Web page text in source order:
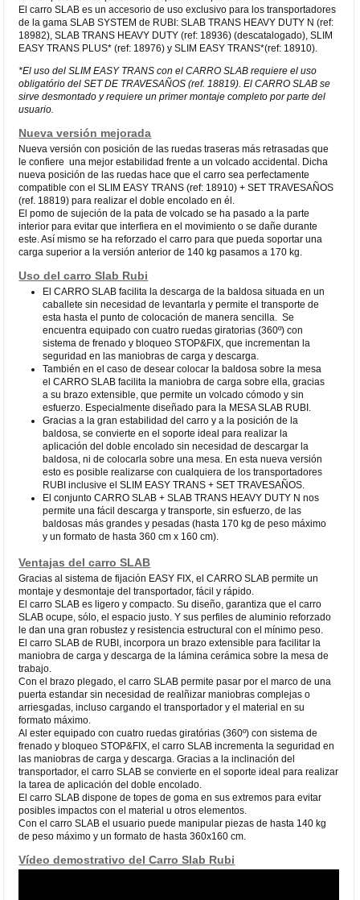
El carro SLAB es un accesorio de uso exclusivo para los transportadores
de la gama SLAB SYSTEM de RUBI: SLAB TRANS HEAVY DUTY N (ref:
18982), SLAB TRANS HEAVY DUTY (ref: 18936) (descatalogado), SLIM
EASY TRANS PLUS* (ref: 18976) y SLIM EASY TRANS*(ref: 18910).
*El uso del SLIM EASY TRANS con el CARRO SLAB requiere el uso
obligatório del SET DE TRAVESAÑOS (ref. 18819). El CARRO SLAB se
sirve desmontado y requiere un primer montaje completo por parte del
usuario.
Nueva versión mejorada
Nueva versión con posición de las ruedas traseras más retrasadas que
le confiere una mejor estabilidad frente a un volcado accidental. Dicha
nueva posición de las ruedas hace que el carro sea perfectamente
compatible con el SLIM EASY TRANS (ref: 18910) + SET TRAVESAÑOS
(ref. 18819) para realizar el doble encolado en él.
El pomo de sujeción de la pata de volcado se ha pasado a la parte
interior para evitar que interfiera en el movimiento o se dañe durante
este. Así mismo se ha reforzado el carro para que pueda soportar una
carga superior a la versión anterior de 140 kg pasamos a 170 kg.
Uso del carro Slab Rubi
El CARRO SLAB facilita la descarga de la baldosa situada en un
caballete sin necesidad de levantarla y permite el transporte de
esta hasta el punto de colocación de manera sencilla. Se
encuentra equipado con cuatro ruedas giratorias (360º) con
sistema de frenado y bloqueo STOP&FIX, que incrementan la
seguridad en las maniobras de carga y descarga.
También en el caso de desear colocar la baldosa sobre la mesa
el CARRO SLAB facilita la maniobra de carga sobre ella, gracias
a su brazo extensible, que permite un volcado cómodo y sin
esfuerzo. Especialmente diseñado para la MESA SLAB RUBI.
Gracias a la gran estabilidad del carro y a la posición de la
baldosa, se convierte en el soporte ideal para realizar la
aplicación del doble encolado sin necesidad de descargar la
baldosa, ni de colocarla sobre una mesa. En esta nueva versión
esto es posible realizarse con cualquiera de los transportadores
RUBI inclusive el SLIM EASY TRANS + SET TRAVESAÑOS.
El conjunto CARRO SLAB + SLAB TRANS HEAVY DUTY N nos
permite una fácil descarga y transporte, sin esfuerzo, de las
baldosas más grandes y pesadas (hasta 170 kg de peso máximo
y un formato de hasta 360 cm x 160 cm).
Ventajas del carro SLAB
Gracias al sistema de fijación EASY FIX, el CARRO SLAB permite un
montaje y desmontaje del transportador, fácil y rápido.
El carro SLAB es ligero y compacto. Su diseño, garantiza que el carro
SLAB ocupe, sólo, el espacio justo. Y sus perfiles de aluminio reforzado
le dan una gran robustez y resistencia estructural con el mínimo peso.
El carro SLAB de RUBI, incorpora un brazo extensible para facilitar la
maniobra de carga y descarga de la lámina cerámica sobre la mesa de
trabajo.
Con el brazo plegado, el carro SLAB permite pasar por el marco de una
puerta estandar sin necesidad de realñizar maniobras complejas o
arriesgadas, incluso cargando el transportador y el material en su
formato máximo.
Al ester equipado con cuatro ruedas giratórias (360º) con sistema de
frenado y bloqueo STOP&FIX, el carro SLAB incrementa la seguridad en
las maniobras de carga y descarga. Gracias a la inclinación del
transportador, el carro SLAB se convierte en el soporte ideal para realizar
la tarea de aplicación del doble encolado.
El carro SLAB dispone de topes de goma en sus extremos para evitar
posibles impactos con el material u otros elementos.
Con el carro SLAB el usuario puede manipular piezas de hasta 140 kg
de peso máximo y un formato de hasta 360x160 cm.
Vídeo demostrativo del Carro Slab Rubi